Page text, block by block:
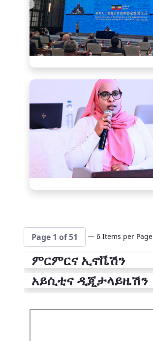
Page 1 of 51 — 6 Items per Page
ምርምርና ኢኖቬሽን
አይሲቲና ዲጂታላይዜሽን